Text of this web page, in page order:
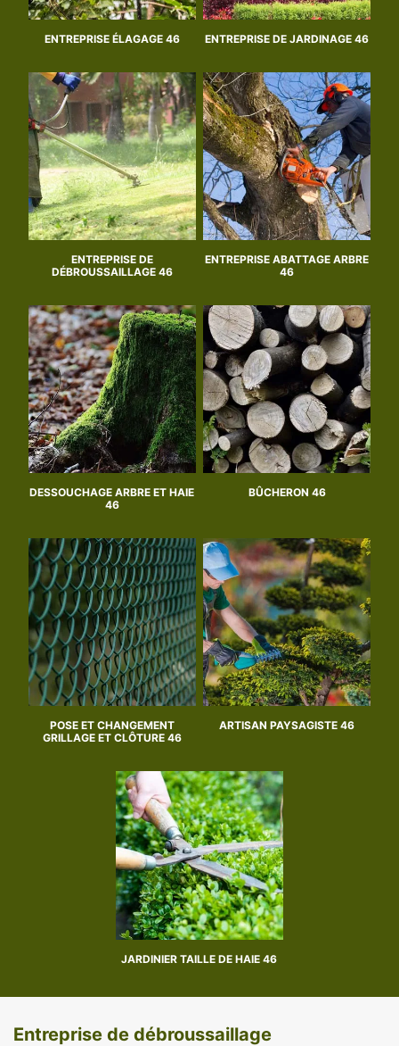
ENTREPRISE ÉLAGAGE 46 ENTREPRISE DE JARDINAGE 46
ENTREPRISE DE
DÉBROUSSAILLAGE 46
ENTREPRISE ABATTAGE ARBRE
46
DESSOUCHAGE ARBRE ET HAIE
46
BÛCHERON 46
POSE ET CHANGEMENT
GRILLAGE ET CLÔTURE 46
ARTISAN PAYSAGISTE 46
JARDINIER TAILLE DE HAIE 46
Entreprise de débroussaillage